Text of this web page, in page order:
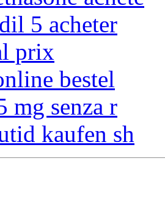
5 acheter
prix
bestel
mg senza r
kaufen sh